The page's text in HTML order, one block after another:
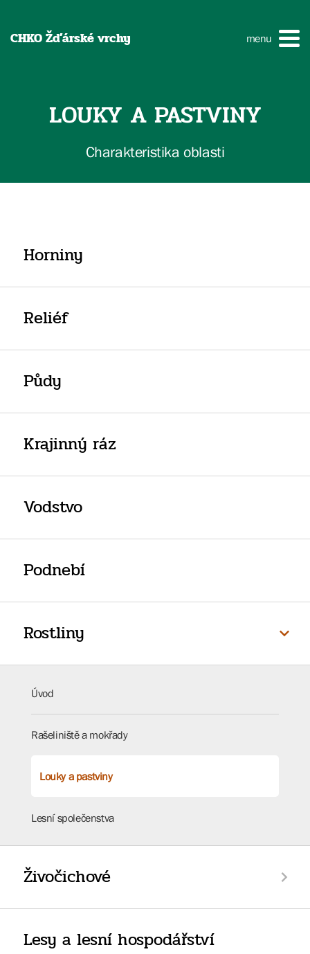
CHKO Žďárské vrchy menu
LOUKY A PASTVINY
Charakteristika oblasti
Horniny
Reliéf
Půdy
Krajinný ráz
Vodstvo
Podnebí
Rostliny
Úvod
Rašeliniště a mokřady
Louky a pastviny
Lesní společenstva
Živočichové
Lesy a lesní hospodářství